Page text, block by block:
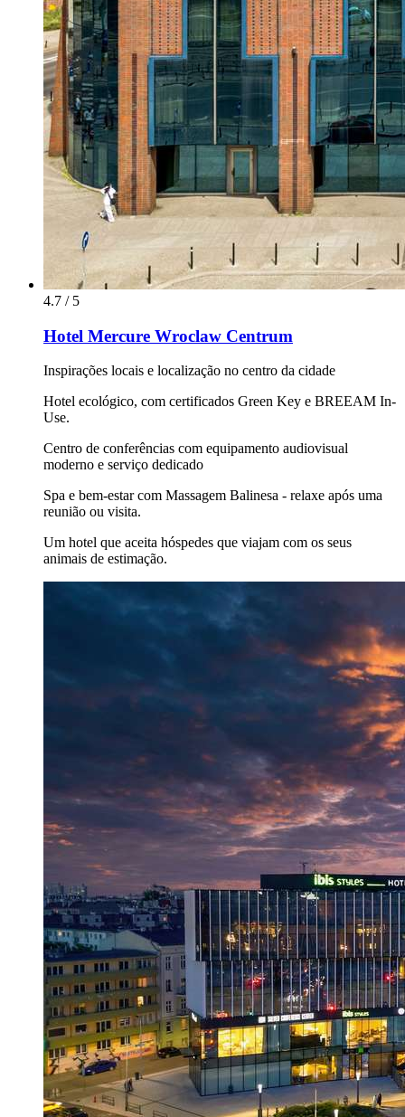
4.7 / 5
Hotel Mercure Wroclaw Centrum
Inspirações locais e localização no centro da cidade
Hotel ecológico, com certificados Green Key e BREEAM In-
Use.
Centro de conferências com equipamento audiovisual
moderno e serviço dedicado
Spa e bem-estar com Massagem Balinesa - relaxe após uma
reunião ou visita.
Um hotel que aceita hóspedes que viajam com os seus
animais de estimação.